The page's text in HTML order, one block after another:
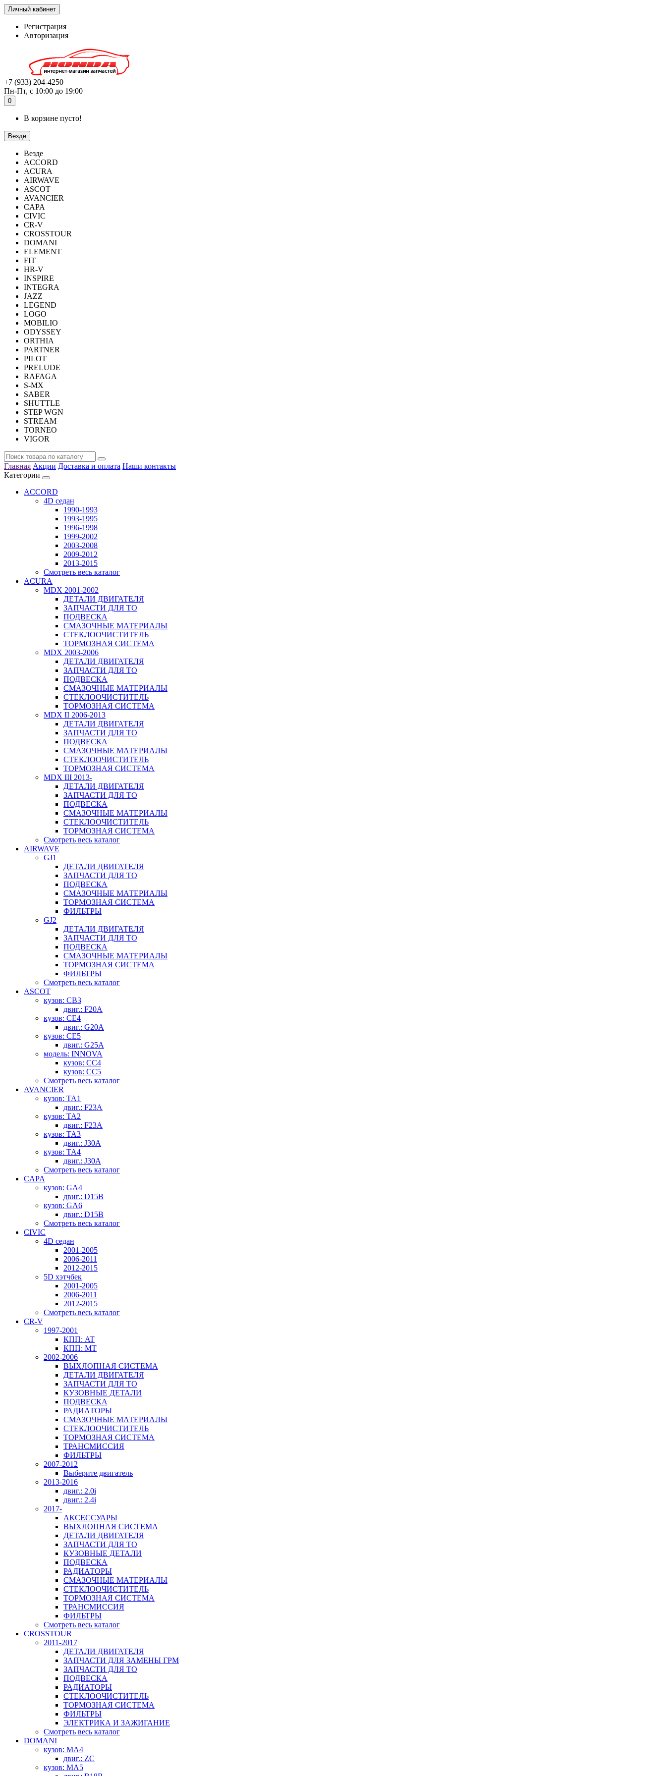
Личный кабинет
Регистрация
Авторизация
+7 (933) 204-4250
Пн-Пт, с 10:00 до 19:00
0
В корзине пусто!
Везде
Везде
ACCORD
ACURA
AIRWAVE
ASCOT
AVANCIER
CAPA
CIVIC
CR-V
CROSSTOUR
DOMANI
ELEMENT
FIT
HR-V
INSPIRE
INTEGRA
JAZZ
LEGEND
LOGO
MOBILIO
ODYSSEY
ORTHIA
PARTNER
PILOT
PRELUDE
RAFAGA
S-MX
SABER
SHUTTLE
STEP WGN
STREAM
TORNEO
VIGOR
Главная Акции Доставка и оплата Наши контакты
Категории
ACCORD
4D седан
1990-1993
1993-1995
1996-1998
1999-2002
2003-2008
2009-2012
2013-2015
Смотреть весь каталог
ACURA
MDX 2001-2002
ДЕТАЛИ ДВИГАТЕЛЯ
ЗАПЧАСТИ ДЛЯ ТО
ПОДВЕСКА
СМАЗОЧНЫЕ МАТЕРИАЛЫ
СТЕКЛООЧИСТИТЕЛЬ
ТОРМОЗНАЯ СИСТЕМА
MDX 2003-2006
ДЕТАЛИ ДВИГАТЕЛЯ
ЗАПЧАСТИ ДЛЯ ТО
ПОДВЕСКА
СМАЗОЧНЫЕ МАТЕРИАЛЫ
СТЕКЛООЧИСТИТЕЛЬ
ТОРМОЗНАЯ СИСТЕМА
MDX II 2006-2013
ДЕТАЛИ ДВИГАТЕЛЯ
ЗАПЧАСТИ ДЛЯ ТО
ПОДВЕСКА
СМАЗОЧНЫЕ МАТЕРИАЛЫ
СТЕКЛООЧИСТИТЕЛЬ
ТОРМОЗНАЯ СИСТЕМА
MDX III 2013-
ДЕТАЛИ ДВИГАТЕЛЯ
ЗАПЧАСТИ ДЛЯ ТО
ПОДВЕСКА
СМАЗОЧНЫЕ МАТЕРИАЛЫ
СТЕКЛООЧИСТИТЕЛЬ
ТОРМОЗНАЯ СИСТЕМА
Смотреть весь каталог
AIRWAVE
GJ1
ДЕТАЛИ ДВИГАТЕЛЯ
ЗАПЧАСТИ ДЛЯ ТО
ПОДВЕСКА
СМАЗОЧНЫЕ МАТЕРИАЛЫ
ТОРМОЗНАЯ СИСТЕМА
ФИЛЬТРЫ
GJ2
ДЕТАЛИ ДВИГАТЕЛЯ
ЗАПЧАСТИ ДЛЯ ТО
ПОДВЕСКА
СМАЗОЧНЫЕ МАТЕРИАЛЫ
ТОРМОЗНАЯ СИСТЕМА
ФИЛЬТРЫ
Смотреть весь каталог
ASCOT
кузов: CB3
двиг.: F20A
кузов: CE4
двиг.: G20A
кузов: CE5
двиг.: G25A
модель: INNOVA
кузов: CC4
кузов: CC5
Смотреть весь каталог
AVANCIER
кузов: TA1
двиг.: F23A
кузов: TA2
двиг.: F23A
кузов: TA3
двиг.: J30A
кузов: TA4
двиг.: J30A
Смотреть весь каталог
CAPA
кузов: GA4
двиг.: D15B
кузов: GA6
двиг.: D15B
Смотреть весь каталог
CIVIC
4D седан
2001-2005
2006-2011
2012-2015
5D хэтчбек
2001-2005
2006-2011
2012-2015
Смотреть весь каталог
CR-V
1997-2001
КПП: AT
КПП: MT
2002-2006
ВЫХЛОПНАЯ СИСТЕМА
ДЕТАЛИ ДВИГАТЕЛЯ
ЗАПЧАСТИ ДЛЯ ТО
КУЗОВНЫЕ ДЕТАЛИ
ПОДВЕСКА
РАДИАТОРЫ
СМАЗОЧНЫЕ МАТЕРИАЛЫ
СТЕКЛООЧИСТИТЕЛЬ
ТОРМОЗНАЯ СИСТЕМА
ТРАНСМИССИЯ
ФИЛЬТРЫ
2007-2012
Выберите двигатель
2013-2016
двиг.: 2.0i
двиг.: 2.4i
2017-
АКСЕССУАРЫ
ВЫХЛОПНАЯ СИСТЕМА
ДЕТАЛИ ДВИГАТЕЛЯ
ЗАПЧАСТИ ДЛЯ ТО
КУЗОВНЫЕ ДЕТАЛИ
ПОДВЕСКА
РАДИАТОРЫ
СМАЗОЧНЫЕ МАТЕРИАЛЫ
СТЕКЛООЧИСТИТЕЛЬ
ТОРМОЗНАЯ СИСТЕМА
ТРАНСМИССИЯ
ФИЛЬТРЫ
Смотреть весь каталог
CROSSTOUR
2011-2017
ДЕТАЛИ ДВИГАТЕЛЯ
ЗАПЧАСТИ ДЛЯ ЗАМЕНЫ ГРМ
ЗАПЧАСТИ ДЛЯ ТО
ПОДВЕСКА
РАДИАТОРЫ
СТЕКЛООЧИСТИТЕЛЬ
ТОРМОЗНАЯ СИСТЕМА
ФИЛЬТРЫ
ЭЛЕКТРИКА И ЗАЖИГАНИЕ
Смотреть весь каталог
DOMANI
кузов: MA4
двиг.: ZC
кузов: MA5